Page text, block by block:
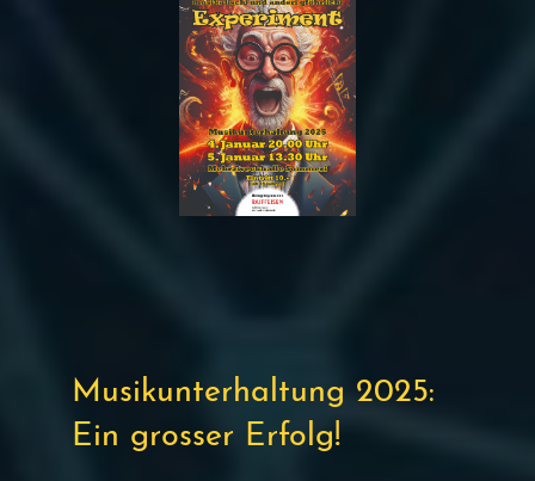
Musikunterhaltung 2025:
Ein grosser Erfolg!